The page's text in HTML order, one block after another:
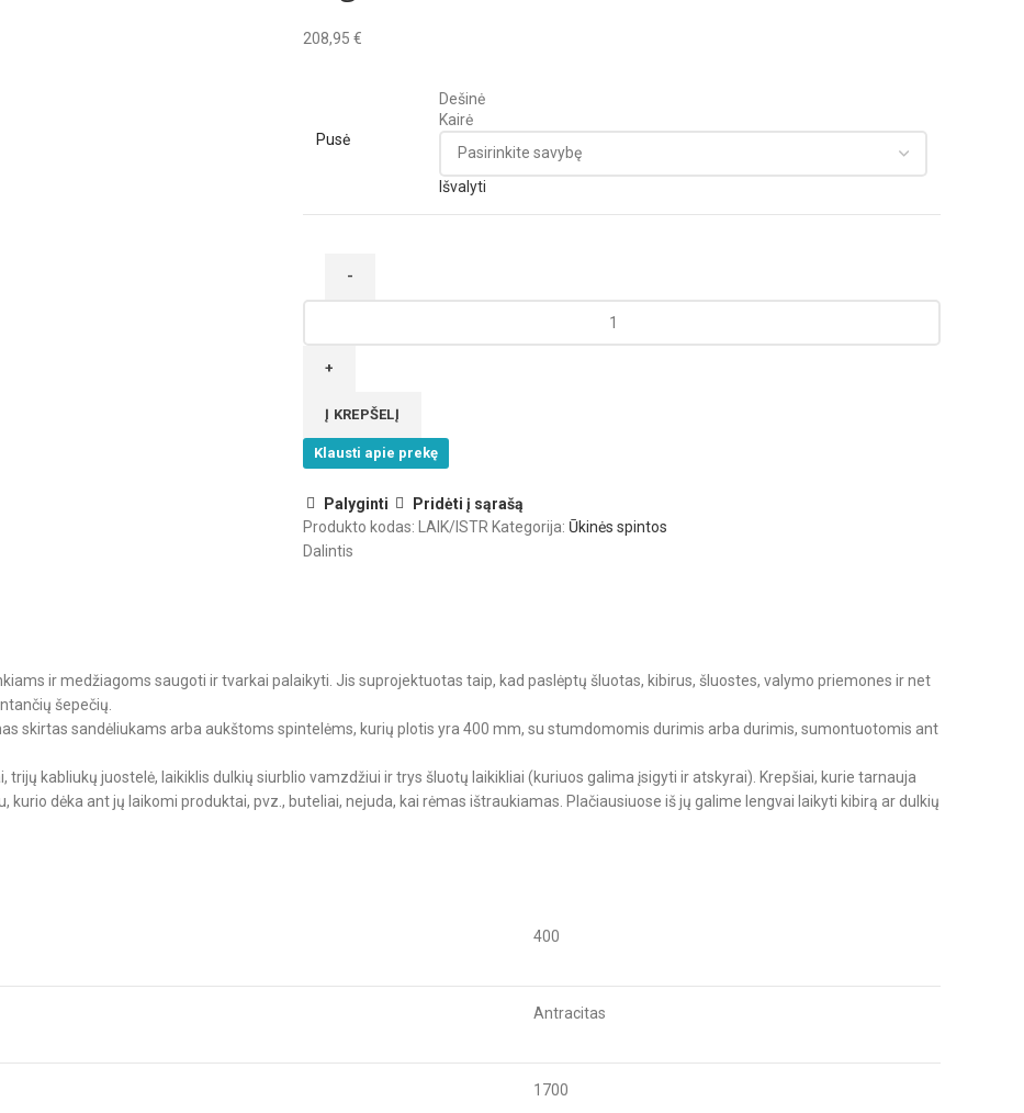
208,95 €
Pusė
Dešinė
Kairė
Išvalyti
"House
Į KREPŠELĮ
Klausti apie prekę
Palyginti
Pridėti į sąrašą
Produkto kodas:
LAIK/ISTR Kategorija: Ūkinės spintos
Dalintis
ir medžiagoms saugoti ir tvarkai palaikyti. Jis suprojektuotas taip, kad paslėptų šluotas, kibirus, šluostes, valymo priemones ir net
šepečių.
skirtas sandėliukams arba aukštoms spintelėms, kurių plotis yra 400 mm, su stumdomomis durimis arba durimis, sumontuotomis ant
trijų kabliukų juostelė, laikiklis dulkių siurblio vamzdžiui ir trys šluotų laikikliai (kuriuos galima įsigyti ir atskyrai). Krepšiai, kurie tarnauja
kurio dėka ant jų laikomi produktai, pvz., buteliai, nejuda, kai rėmas ištraukiamas. Plačiausiuose iš jų galime lengvai laikyti kibirą ar dulkių
400
Antracitas
1700